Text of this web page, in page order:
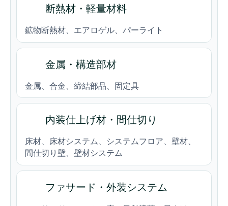
断熱材・軽量材料
鉱物断熱材、エアロゲル、パーライト
金属・構造部材
金属、合金、締結部品、固定具
内装仕上げ材・間仕切り
床材、床材システム、システムフロア、壁材、
間仕切り壁、壁材システム
ファサード・外装システム